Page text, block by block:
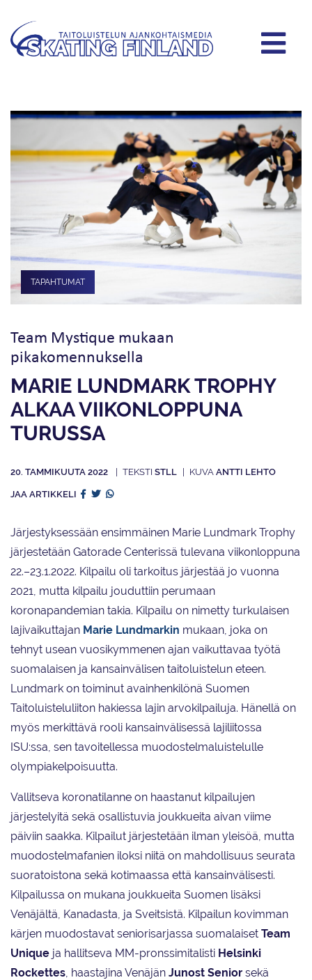
TAPAHTUMAT
Team Mystique mukaan
pikakomennuksella
MARIE LUNDMARK TROPHY
ALKAA VIIKONLOPPUNA
TURUSSA
20. TAMMIKUUTA 2022 STLL ANTTI LEHTO
JAA ARTIKKELI
Järjestyksessään ensimmäinen Marie Lundmark Trophy
järjestetään Gatorade Centerissä tulevana viikonloppuna
22.–23.1.2022. Kilpailu oli tarkoitus järjestää jo vuonna
2021, mutta kilpailu jouduttiin perumaan
koronapandemian takia. Kilpailu on nimetty turkulaisen
lajivaikuttajan Marie Lundmarkin mukaan, joka on
tehnyt usean vuosikymmenen ajan vaikuttavaa työtä
suomalaisen ja kansainvälisen taitoluistelun eteen.
Lundmark on toiminut avainhenkilönä Suomen
Taitoluisteluliiton hakiessa lajin arvokilpailuja. Hänellä on
myös merkittävä rooli kansainvälisessä lajiliitossa
ISU:ssa, sen tavoitellessa muodostelmaluistelulle
olympiakelpoisuutta.
Vallitseva koronatilanne on haastanut kilpailujen
järjestelyitä sekä osallistuvia joukkueita aivan viime
päiviin saakka. Kilpailut järjestetään ilman yleisöä, mutta
muodostelmafanien iloksi niitä on mahdollisuus seurata
suoratoistona sekä kotimaassa että kansainvälisesti.
Kilpailussa on mukana joukkueita Suomen lisäksi
Venäjältä, Kanadasta, ja Sveitsistä. Kilpailun kovimman
kärjen muodostavat seniorisarjassa suomalaiset Team
Unique ja hallitseva MM-pronssimitalisti Helsinki
Rockettes, haastajina Venäjän Junost Senior sekä